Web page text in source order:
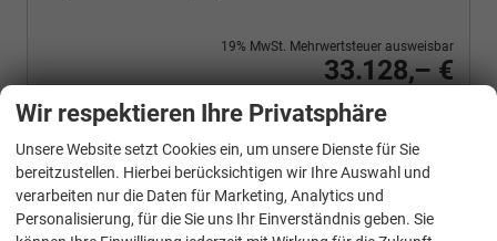
33.128,– €
19% MwSt. Mehrwertsteuer ausweisbar
Wir rufen Sie an
PDF-Fahrzeugexposé drucken
Fahrzeug drucken, parken oder vergleichen
Cupra Leon Sportstourer
Wir respektieren Ihre Privatsphäre
Unsere Website setzt Cookies ein, um unsere Dienste für Sie
bereitzustellen. Hierbei berücksichtigen wir Ihre Auswahl und
verarbeiten nur die Daten für Marketing, Analytics und
Personalisierung, für die Sie uns Ihr Einverständnis geben. Sie